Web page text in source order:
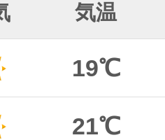
気温
19℃
21℃